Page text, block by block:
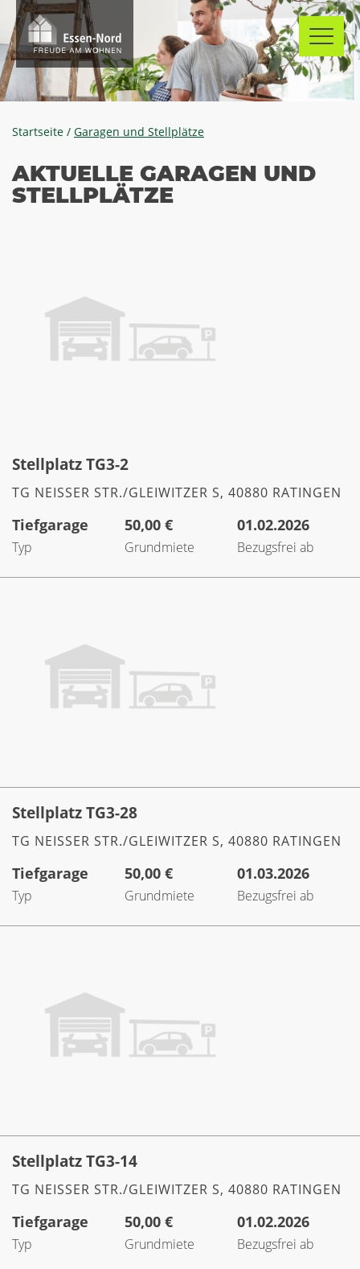
Skip
to
content
Zur
Startseite / Garagen und Stellplätze
AKTUELLE GARAGEN UND
STELLPLÄTZE
Stellplatz TG3-2
TG NEISSER STR./GLEIWITZER S, 40880 RATINGEN
Tiefgarage
Typ
50,00 €
Grundmiete
01.02.2026
Bezugsfrei ab
Stellplatz TG3-28
TG NEISSER STR./GLEIWITZER S, 40880 RATINGEN
Tiefgarage
Typ
50,00 €
Grundmiete
01.03.2026
Bezugsfrei ab
Stellplatz TG3-14
TG NEISSER STR./GLEIWITZER S, 40880 RATINGEN
Tiefgarage
Typ
50,00 €
Grundmiete
01.02.2026
Bezugsfrei ab